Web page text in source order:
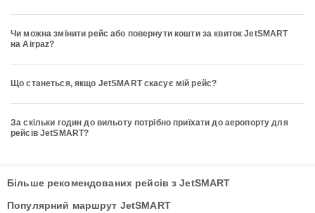
Чи можна змінити рейс або повернути кошти за квиток JetSMART
на Airpaz?
Що станеться, якщо JetSMART скасує мій рейс?
За скільки годин до вильоту потрібно приїхати до аеропорту для
рейсів JetSMART?
Більше рекомендованих рейсів з JetSMART
Популярний маршрут JetSMART